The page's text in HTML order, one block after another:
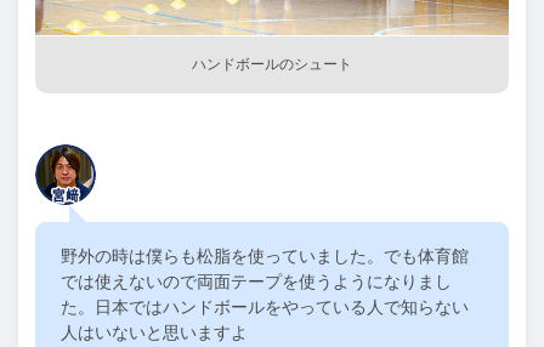
ハンドボールのシュート
野外の時は僕らも松脂を使っていました。でも体育館
では使えないので両面テープを使うようになりまし
た。日本ではハンドボールをやっている人で知らない
人はいないと思いますよ